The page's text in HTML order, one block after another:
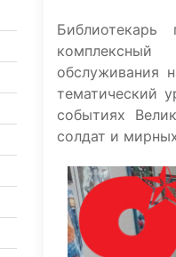
Библиотекарь
комплексный
обслуживания
тематический
событиях
солдат и